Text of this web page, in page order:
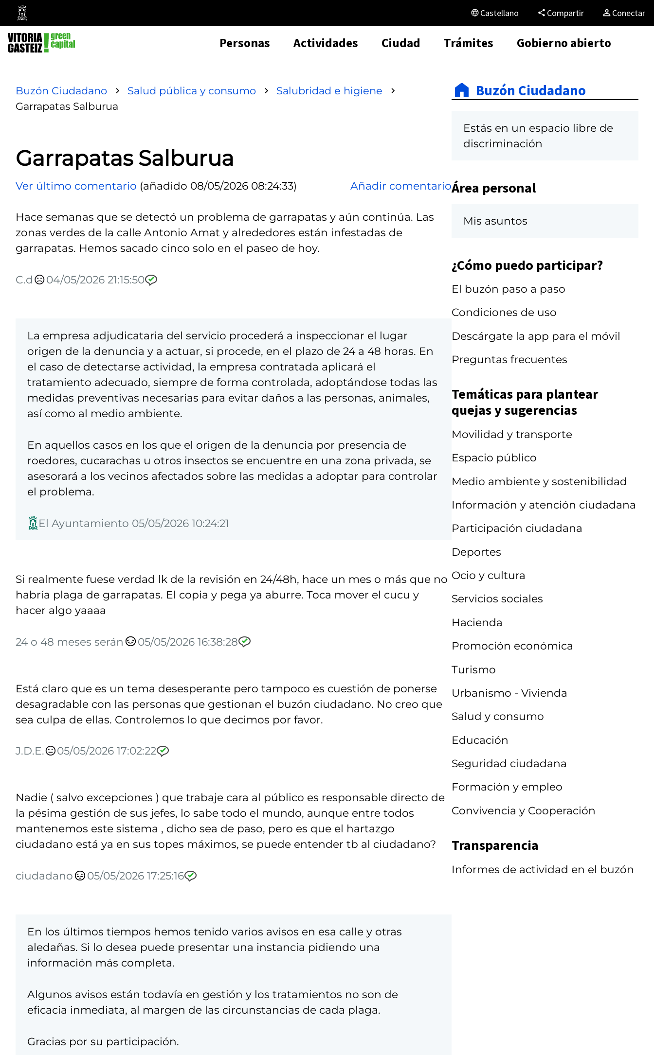
Ayuntamiento
Vitoria-
Gasteiz
Castellano Compartir Conectar
Personas Actividades Ciudad Trámites Gobierno abierto
Buzón Ciudadano Salud pública y consumo
Salubridad e higiene
Garrapatas Salburua
Garrapatas Salburua
Ver último comentario (añadido 08/05/2026 08:24:33) Añadir comentario
Hace semanas que se detectó un problema de garrapatas y aún continúa. Las
zonas verdes de la calle Antonio Amat y alrededores están infestadas de
garrapatas. Hemos sacado cinco solo en el paseo de hoy.
C.d 04/05/2026 21:15:50
La empresa adjudicataria del servicio procederá a inspeccionar el lugar
origen de la denuncia y a actuar, si procede, en el plazo de 24 a 48 horas. En
el caso de detectarse actividad, la empresa contratada aplicará el
tratamiento adecuado, siempre de forma controlada, adoptándose todas las
medidas preventivas necesarias para evitar daños a las personas, animales,
así como al medio ambiente.
En aquellos casos en los que el origen de la denuncia por presencia de
roedores, cucarachas u otros insectos se encuentre en una zona privada, se
asesorará a los vecinos afectados sobre las medidas a adoptar para controlar
el problema.
El Ayuntamiento 05/05/2026 10:24:21
Si realmente fuese verdad lk de la revisión en 24/48h, hace un mes o más que no
habría plaga de garrapatas. El copia y pega ya aburre. Toca mover el cucu y
hacer algo yaaaa
24 o 48 meses serán 05/05/2026 16:38:28
Está claro que es un tema desesperante pero tampoco es cuestión de ponerse
desagradable con las personas que gestionan el buzón ciudadano. No creo que
sea culpa de ellas. Controlemos lo que decimos por favor.
J.D.E. 05/05/2026 17:02:22
Nadie ( salvo excepciones ) que trabaje cara al público es responsable directo de
la pésima gestión de sus jefes, lo sabe todo el mundo, aunque entre todos
mantenemos este sistema , dicho sea de paso, pero es que el hartazgo
ciudadano está ya en sus topes máximos, se puede entender tb al ciudadano?
ciudadano 05/05/2026 17:25:16
En los últimos tiempos hemos tenido varios avisos en esa calle y otras
aledañas. Si lo desea puede presentar una instancia pidiendo una
información más completa.
Algunos avisos están todavía en gestión y los tratamientos no son de
eficacia inmediata, al margen de las circunstancias de cada plaga.
Gracias por su participación.
Buzón Ciudadano
Estás en un espacio libre de
discriminación
Área personal
Mis asuntos
¿Cómo puedo participar?
El buzón paso a paso
Condiciones de uso
Descárgate la app para el móvil
Preguntas frecuentes
Temáticas para plantear
quejas y sugerencias
Movilidad y transporte
Espacio público
Medio ambiente y sostenibilidad
Información y atención ciudadana
Participación ciudadana
Deportes
Ocio y cultura
Servicios sociales
Hacienda
Promoción económica
Turismo
Urbanismo - Vivienda
Salud y consumo
Educación
Seguridad ciudadana
Formación y empleo
Convivencia y Cooperación
Transparencia
Informes de actividad en el buzón